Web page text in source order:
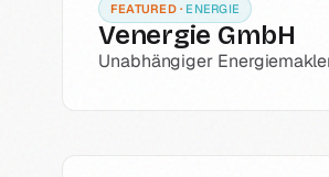
ENERGIE
Venergie GmbH
Unabhängiger